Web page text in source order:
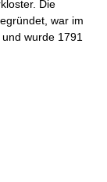
Die
war im
wurde 1791